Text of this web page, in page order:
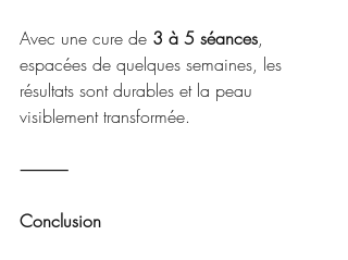
Avec une cure de 3 à 5 séances,
espacées de quelques semaines, les
résultats sont durables et la peau
visiblement transformée.
⸻
Conclusion